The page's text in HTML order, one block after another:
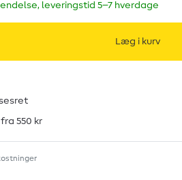
leveringstid 5–7 hverdage
Læg i kurv
550 kr